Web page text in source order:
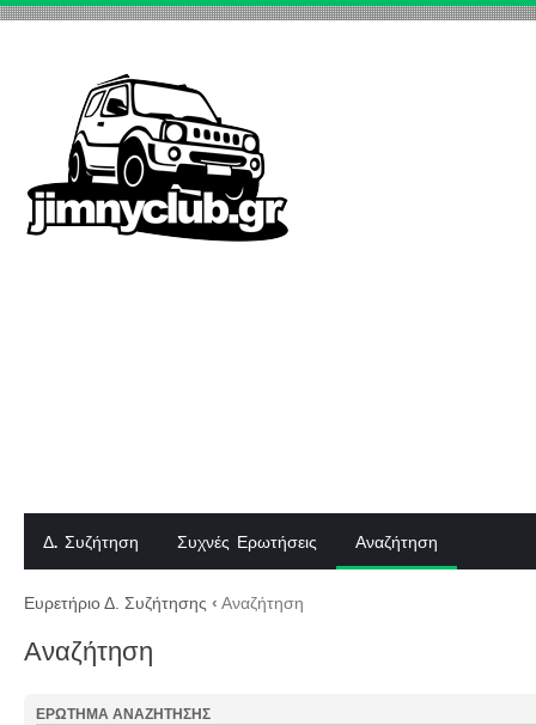
Δ. Συζήτηση Συχνές Ερωτήσεις Αναζήτηση
Ευρετήριο Δ. Συζήτησης ‹ Αναζήτηση
Αναζήτηση
ΕΡΏΤΗΜΑ ΑΝΑΖΉΤΗΣΗΣ